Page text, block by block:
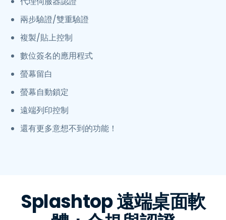
兩步驗證/雙重驗證
複製/貼上控制
數位簽名的應用程式
螢幕留白
螢幕自動鎖定
遠端列印控制
還有更多意想不到的功能！
Splashtop 遠端桌面軟